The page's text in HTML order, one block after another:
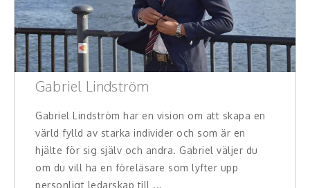
Gabriel Lindström
Gabriel Lindström har en vision om att skapa en
värld fylld av starka individer och som är en
hjälte för sig själv och andra. Gabriel väljer du
om du vill ha en föreläsare som lyfter upp
personligt ledarskap till ...